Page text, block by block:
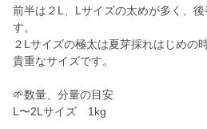
前半は２L、Lサイズの太めが多く、
す。
２Lサイズの極太は夏芽採れはじめの
貴重なサイズです。
🌱数量、分量の目安
L〜2Lサイズ 1kg